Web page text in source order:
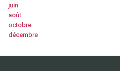
juin
août
octobre
décembre